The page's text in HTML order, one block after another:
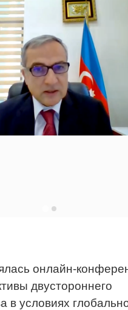
онлайн-
двустороннего
в условиях